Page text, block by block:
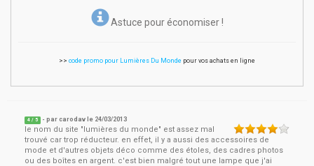
Astuce pour économiser !
>> code promo pour Lumières Du Monde pour vos achats en ligne
4 / 5 - parcarodav le 24/03/2013
le nom du site "lumières du monde" est assez mal
trouvé car trop réducteur. en effet, il y a aussi des accessoires de
mode et d'autres objets déco comme des étoles, des cadres photos
ou des boîtes en argent. c'est bien malgré tout une lampe que j'ai